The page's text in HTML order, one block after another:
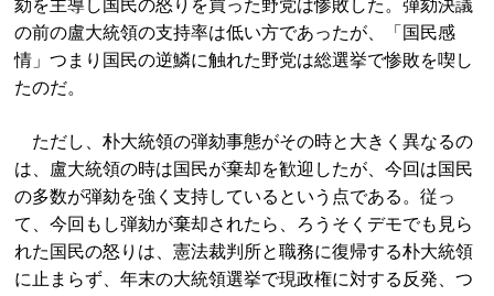
劾を主導し国民の怒りを買った野党は惨敗した。弾劾決議
の前の盧大統領の支持率は低い方であったが、「国民感
情」つまり国民の逆鱗に触れた野党は総選挙で惨敗を喫し
たのだ。
ただし、朴大統領の弾劾事態がその時と大きく異なるの
は、盧大統領の時は国民が棄却を歓迎したが、今回は国民
の多数が弾劾を強く支持しているという点である。従っ
て、今回もし弾劾が棄却されたら、ろうそくデモでも見ら
れた国民の怒りは、憲法裁判所と職務に復帰する朴大統領
に止まらず、年末の大統領選挙で現政権に対する反発、つ